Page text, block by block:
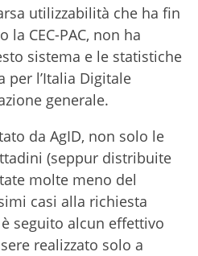
utilizzabilità che ha fin
CEC-PAC, non ha
sistema e le statistiche
per l’Italia Digitale
generale.
da AgID, non solo le
(seppur distribuite
molte meno del
casi alla richiesta
seguito alcun effettivo
realizzato solo a